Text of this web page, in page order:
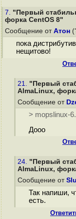
7. "Первый
форка CentOS 8"
Сообщение от Атон
пока
нещитово!
21. "Первый
AlmaLinux,
Сообщение от
> mopslinux-
24. "Первый
AlmaLinux,
Сообщение от
Так напиши,
есть.